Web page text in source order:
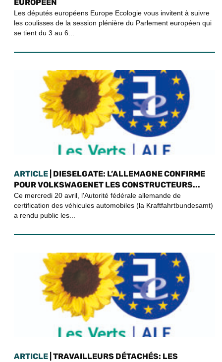
EUROPÉEN
Les députés européens Europe Ecologie vous invitent à suivre
les coulisses de la session plénière du Parlement européen qui
se tient du 3 au 6...
ARTICLE | DIESELGATE: L’ALLEMAGNE CONFIRME
POUR VOLKSWAGENET LES CONSTRUCTEURS...
Ce mercredi 20 avril, l'Autorité fédérale allemande de
certification des véhicules automobiles (la Kraftfahrtbundesamt)
a rendu public les...
ARTICLE | TRAVAILLEURS DÉTACHÉS: LES